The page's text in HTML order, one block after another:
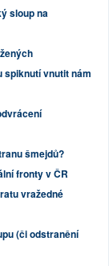
sloup na
spiknutí vnutit nám
šmejdů?
fronty v ČR
vražedné
(či odstranění